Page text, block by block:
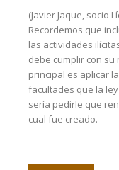
(Javier Jaque, socio
Recordemos que
las actividades
debe cumplir con
principal es aplicar
facultades que la
sería pedirle que
cual fue creado.